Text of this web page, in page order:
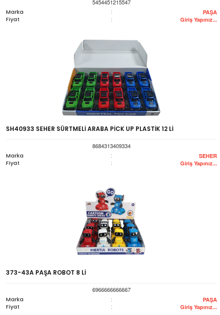
5454451215547
Marka
: PAŞA
Fiyat : Giriş Yapınız...
SH40933 SEHER SÜRTMELİ ARABA PİCK UP PLASTİK 12 Lİ
8684313409334
Marka
: SEHER
Fiyat : Giriş Yapınız...
373-43A PAŞA ROBOT 8 Lİ
6966666666667
Marka
: PAŞA
Fiyat : Giriş Yapınız...